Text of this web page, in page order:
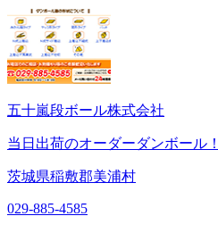
五十嵐段ボール株式会社
当日出荷のオーダーダンボール
茨城県稲敷郡美浦村
029-885-4585